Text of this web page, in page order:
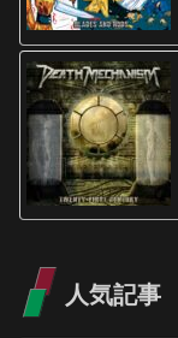
人気記事